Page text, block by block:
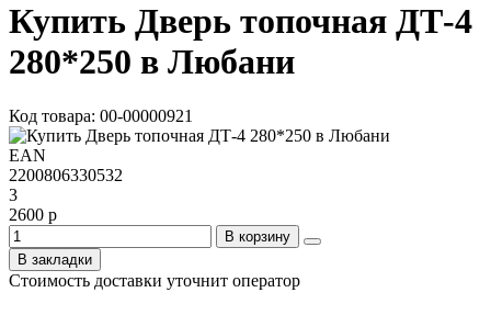
Купить Дверь топочная ДТ-4
280*250 в Любани
Код товара: 00-00000921
EAN
2200806330532
3
2600 р
В корзину
В закладки
Стоимость доставки уточнит оператор